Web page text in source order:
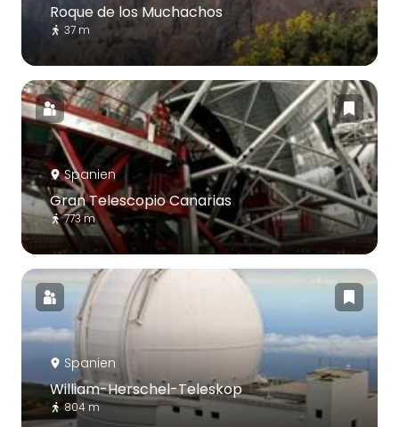
Roque de los Muchachos
37 m
Spanien
Gran Telescopio Canarias
773 m
Spanien
William-Herschel-Teleskop
804 m